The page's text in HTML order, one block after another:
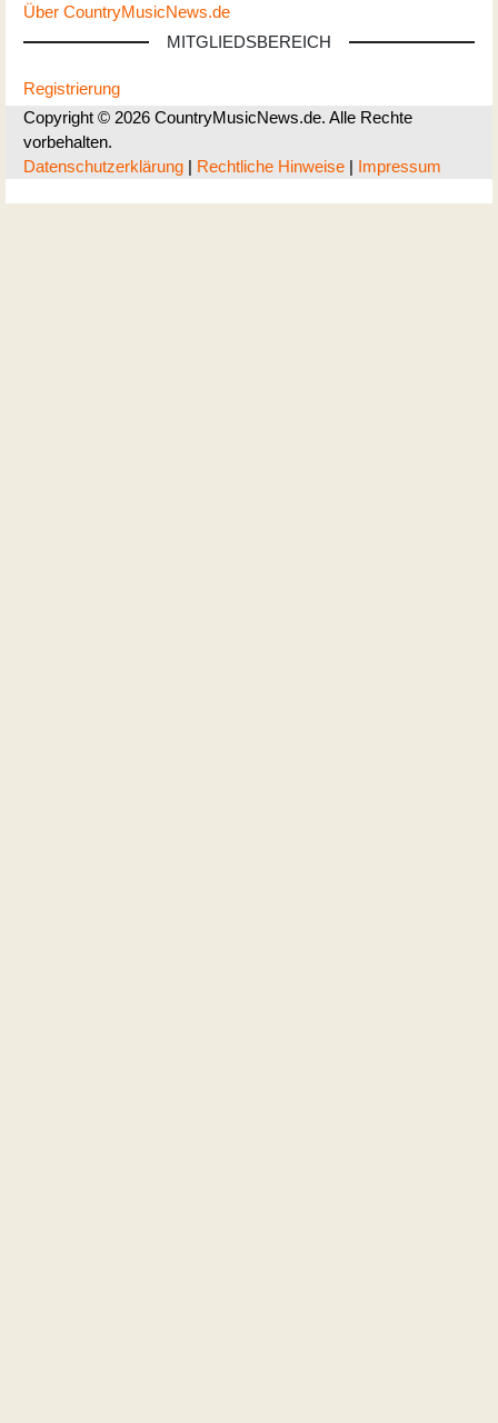
Über CountryMusicNews.de
MITGLIEDSBEREICH
Registrierung
Copyright © 2026 CountryMusicNews.de. Alle Rechte
vorbehalten.
Datenschutzerklärung | Rechtliche Hinweise | Impressum